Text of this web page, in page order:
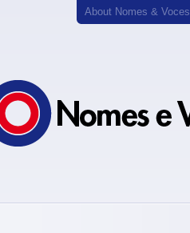
About Nomes & Voces